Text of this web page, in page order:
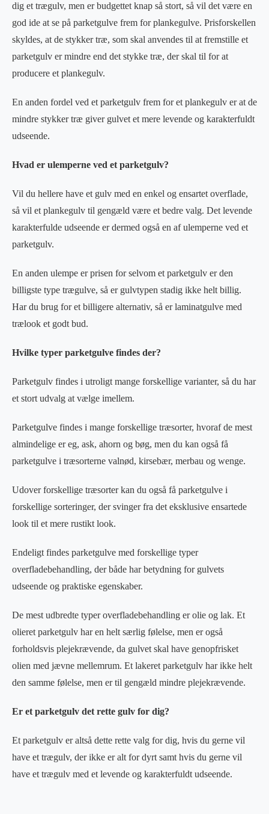
dig et trægulv, men er budgettet knap så stort, så vil det være en
god ide at se på parketgulve frem for plankegulve. Prisforskellen
skyldes, at de stykker træ, som skal anvendes til at fremstille et
parketgulv er mindre end det stykke træ, der skal til for at
producere et plankegulv.
En anden fordel ved et parketgulv frem for et plankegulv er at de
mindre stykker træ giver gulvet et mere levende og karakterfuldt
udseende.
Hvad er ulemperne ved et parketgulv?
Vil du hellere have et gulv med en enkel og ensartet overflade,
så vil et plankegulv til gengæld være et bedre valg. Det levende
karakterfulde udseende er dermed også en af ulemperne ved et
parketgulv.
En anden ulempe er prisen for selvom et parketgulv er den
billigste type trægulve, så er gulvtypen stadig ikke helt billig.
Har du brug for et billigere alternativ, så er laminatgulve med
trælook et godt bud.
Hvilke typer parketgulve findes der?
Parketgulv findes i utroligt mange forskellige varianter, så du har
et stort udvalg at vælge imellem.
Parketgulve findes i mange forskellige træsorter, hvoraf de mest
almindelige er eg, ask, ahorn og bøg, men du kan også få
parketgulve i træsorterne valnød, kirsebær, merbau og wenge.
Udover forskellige træsorter kan du også få parketgulve i
forskellige sorteringer, der svinger fra det eksklusive ensartede
look til et mere rustikt look.
Endeligt findes parketgulve med forskellige typer
overfladebehandling, der både har betydning for gulvets
udseende og praktiske egenskaber.
De mest udbredte typer overfladebehandling er olie og lak. Et
olieret parketgulv har en helt særlig følelse, men er også
forholdsvis plejekrævende, da gulvet skal have genopfrisket
olien med jævne mellemrum. Et lakeret parketgulv har ikke helt
den samme følelse, men er til gengæld mindre plejekrævende.
Er et parketgulv det rette gulv for dig?
Et parketgulv er altså dette rette valg for dig, hvis du gerne vil
have et trægulv, der ikke er alt for dyrt samt hvis du gerne vil
have et trægulv med et levende og karakterfuldt udseende.